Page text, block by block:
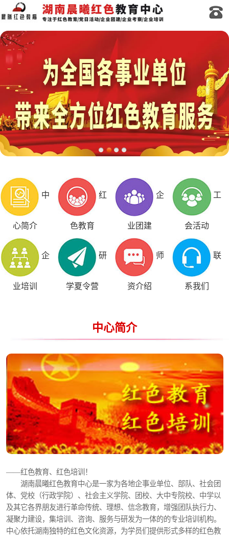
中
心简介
红
色教育
企
业团建
工
会活动
企
业培训
研
学夏令营
师
资介绍
联
系我们
中心简介
——红色教育、红色培训！
湖南晨曦红色教育中心是一家为各地企事业单位、部队、社会团
体、党校（行政学院）、社会主义学院、团校、大中专院校、中学以
及其它各界朋友进行革命传统、理想、信念教育，增强团队执行力、
凝聚力建设，集培训、咨询、服务与研发为一体的的专业培训机构。
中心依托湖南独特的红色文化资源，为学员们提供形式多样的红色教